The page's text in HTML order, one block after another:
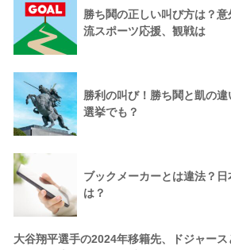
勝ち鬨の正しい叫び方は？
流スポーツ応援、観戦は
勝利の叫び！勝ち鬨と凱の
選挙でも？
ブックメーカーとは違法？
は？
大谷翔平選手の2024年移籍先、ドジャー